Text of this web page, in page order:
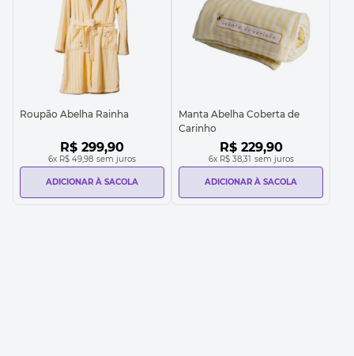
Roupão Abelha Rainha
R$ 299,90
6x R$ 49,98 sem juros
ADICIONAR À SACOLA
Manta Abelha Coberta de
Carinho
R$ 229,90
6x R$ 38,31 sem juros
ADICIONAR À SACOLA